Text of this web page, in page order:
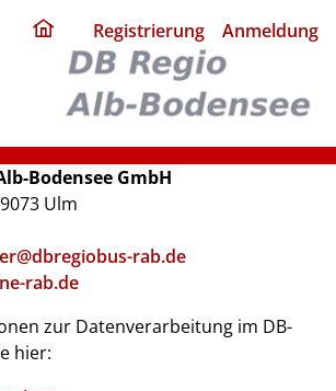
home
page
Registrierung Anmeldung
Bodensee GmbH
Ulm
rab.de
rab.de
zur Datenverarbeitung im DB-
hier: